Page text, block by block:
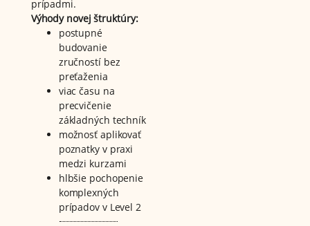
prípadmi.
Výhody novej štruktúry:
postupné
budovanie
zručností bez
preťaženia
viac času na
precvičenie
základných techník
možnosť aplikovať
poznatky v praxi
medzi kurzami
hlbšie pochopenie
komplexných
prípadov v Level 2